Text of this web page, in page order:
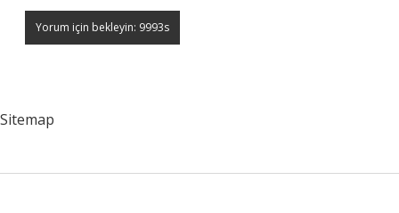
Sitemap